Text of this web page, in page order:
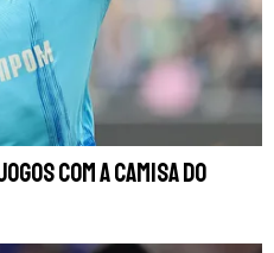
com a camisa do